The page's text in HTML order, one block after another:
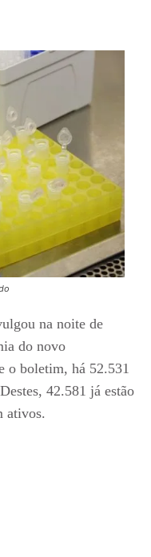
na noite de
do novo
o boletim, há 52.531
42.581 já estão
ativos.